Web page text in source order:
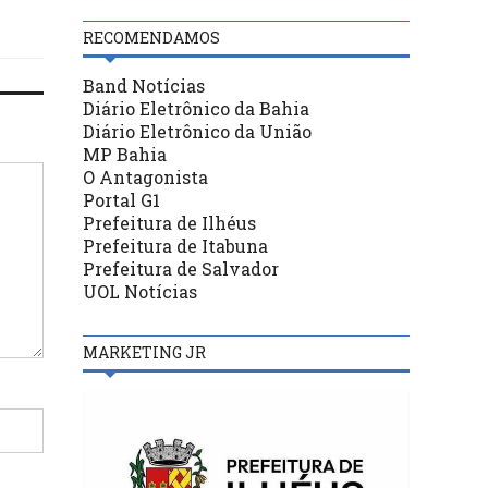
RECOMENDAMOS
Band Notícias
Diário Eletrônico da Bahia
Diário Eletrônico da União
MP Bahia
O Antagonista
Portal G1
Prefeitura de Ilhéus
Prefeitura de Itabuna
Prefeitura de Salvador
UOL Notícias
MARKETING JR